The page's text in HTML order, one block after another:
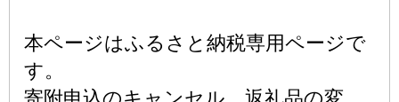
本ページはふるさと納税専用ページで
す。